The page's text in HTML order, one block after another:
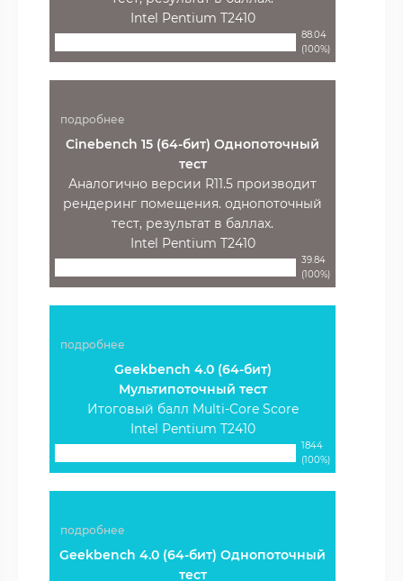
Intel Pentium T2410
88.04
(100%)
подробнее
Cinebench 15 (64-бит) Однопоточный
тест
Аналогично версии R11.5 производит
рендеринг помещения. однопоточный
тест, результат в баллах.
Intel Pentium T2410
39.84
(100%)
подробнее
Geekbench 4.0 (64-бит)
Мультипоточный тест
Итоговый балл Multi-Core Score
Intel Pentium T2410
1844
(100%)
подробнее
Geekbench 4.0 (64-бит) Однопоточный
тест